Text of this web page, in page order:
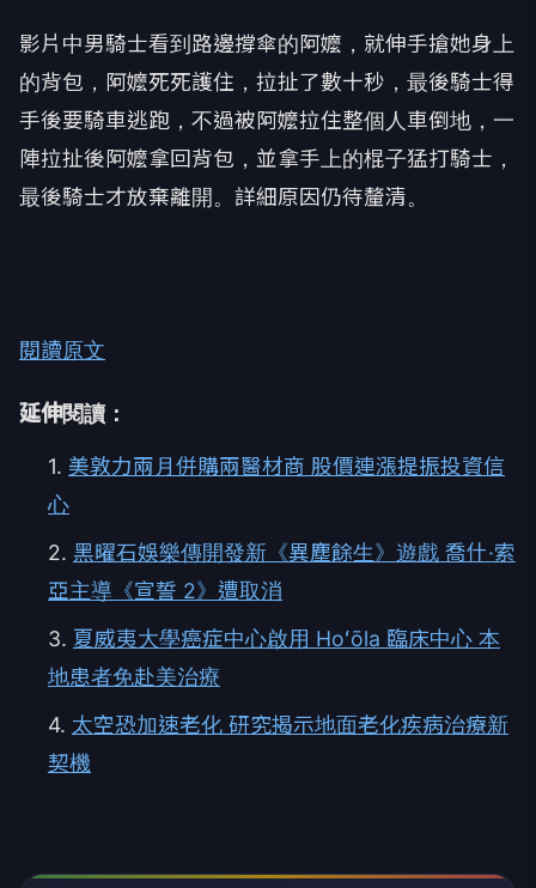
影片中男騎士看到路邊撐傘的阿嬤，就伸手搶她身上
的背包，阿嬤死死護住，拉扯了數十秒，最後騎士得
手後要騎車逃跑，不過被阿嬤拉住整個人車倒地，一
陣拉扯後阿嬤拿回背包，並拿手上的棍子猛打騎士，
最後騎士才放棄離開。詳細原因仍待釐清。
閱讀原文
延伸閱讀：
1. 美敦力兩月併購兩醫材商 股價連漲提振投資信
心
2. 黑曜石娛樂傳開發新《異塵餘生》遊戲 喬什·索
亞主導《宣誓 2》遭取消
3. 夏威夷大學癌症中心啟用 Hoʻōla 臨床中心 本
地患者免赴美治療
4. 太空恐加速老化 研究揭示地面老化疾病治療新
契機